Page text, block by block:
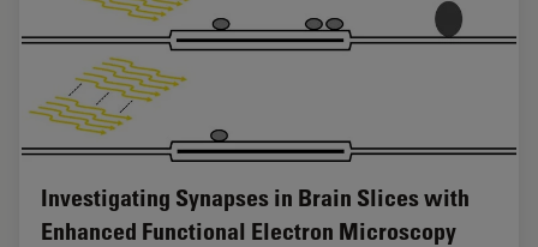
Investigating Synapses in Brain Slices with
Enhanced Functional Electron Microscopy